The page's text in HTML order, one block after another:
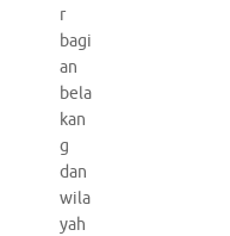
r
bagi
an
bela
kan
g
dan
wila
yah